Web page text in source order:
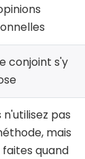
conjoint s'y
n'utilisez pas
mais
faites quand